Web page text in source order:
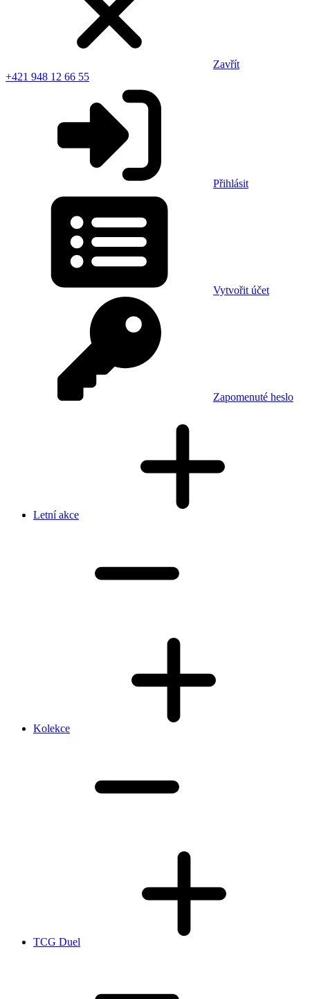
Zavřít
+421 948 12 66 55
Přihlásit
Vytvořit účet
Zapomenuté heslo
Letní akce
Kolekce
TCG Duel